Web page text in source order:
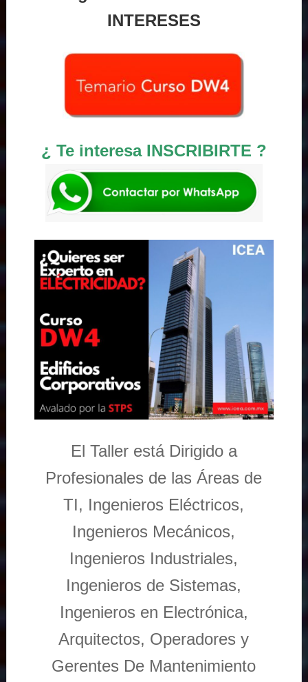
INTERESES
¿ Te interesa INSCRIBIRTE ?
El Taller está Dirigido a
Profesionales de las Áreas de
TI, Ingenieros Eléctricos,
Ingenieros Mecánicos,
Ingenieros Industriales,
Ingenieros de Sistemas,
Ingenieros en Electrónica,
Arquitectos, Operadores y
Gerentes De Mantenimiento